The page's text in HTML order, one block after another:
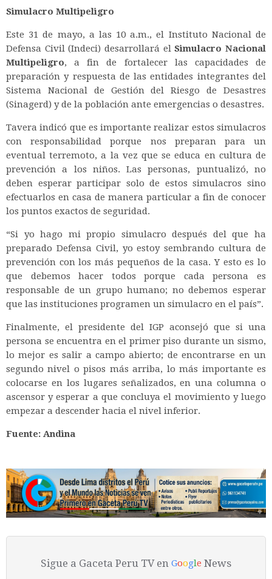
Simulacro Multipeligro
Este 31 de mayo, a las 10 a.m., el Instituto Nacional de
Defensa Civil (Indeci) desarrollará elSimulacro Nacional
Multipeligro, a fin de fortalecer las capacidades de
preparación y respuesta de las entidades integrantes del
Sistema Nacional de Gestión del Riesgo de Desastres
(Sinagerd) y de la población ante emergencias o desastres.
Tavera indicó que es importante realizar estos simulacros
con responsabilidad porque nos preparan para un
eventual terremoto, a la vez que se educa en cultura de
prevención a los niños. Las personas, puntualizó, no
deben esperar participar solo de estos simulacros sino
efectuarlos en casa de manera particular a fin de conocer
los puntos exactos de seguridad.
“Si yo hago mi propio simulacro después del que ha
preparado Defensa Civil, yo estoy sembrando cultura de
prevención con los más pequeños de la casa. Y esto es lo
que debemos hacer todos porque cada persona es
responsable de un grupo humano; no debemos esperar
que las instituciones programen un simulacro en el país”.
Finalmente, el presidente del IGP aconsejó que si una
persona se encuentra en el primer piso durante un sismo,
lo mejor es salir a campo abierto; de encontrarse en un
segundo nivel o pisos más arriba, lo más importante es
colocarse en los lugares señalizados, en una columna o
ascensor y esperar a que concluya el movimiento y luego
empezar a descender hacia el nivel inferior.
Fuente: Andina
Sigue a Gaceta Peru TV en Google News